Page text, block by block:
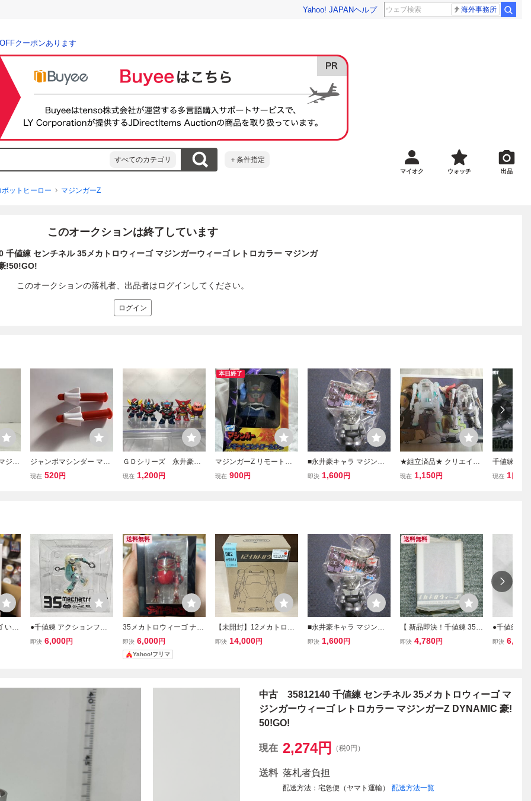
Yahoo! JAPANヘルプ 海外事務所
クーポンあります
すべてのカテゴリ ＋条件指定
マイオク ウォッチ 出品
ボットヒーロー マジンガーZ
このオークションは終了しています
値練 センチネル 35メカトロウィーゴ マジンガーウィーゴ レトロカラー マジンガ
!50!GO!
このオークションの落札者、出品者はログインしてください。
ログイン
ジン
ジャンボマシンダー マジ
ンガーZ グレートマジン
現在 520円
ＧＤシリーズ 永井豪ロ
ボ ダイキャストフィギ
現在 1,200円
本日終了
マジンガーZ リモートコ
ントロールロボ バンプレ
現在 900円
■永井豪キャラ マジンガ
ーZ 金属キーホルダー■
即決 1,600円
★組立済品★ クリエイタ
ーワークスシリーズ 1/35
現在 1,150円
千値練
ードラゴン
現在 1
いえ
●千値練 アクションフィ
ギュア★35メカトロウィ
即決 6,000円
送料無料
35メカトロウィーゴ ナイ
トウィーゴ （フィギュ
ア） [千値練]
即決 6,000円
Yahoo!フリマ
【未開封】12メカトロウ
ィーゴ みずいろ 「メカト
即決 14,000円
■永井豪キャラ マジンガ
ーZ 金属キーホルダー■
即決 1,600円
送料無料
【 新品即決！千値練 35
メカトロウィーゴ あか ※
即決 4,780円
●千値練
ィーゴ め
即決 6,500
中古 35812140 千値練 センチネル 35メカトロウィーゴ マ
ジンガーウィーゴ レトロカラー マジンガーZ DYNAMIC 豪!
50!GO!
現在 2,274円 （税0円）
送料 落札者負担
配送方法 宅急便（ヤマト運輸） 配送方法一覧